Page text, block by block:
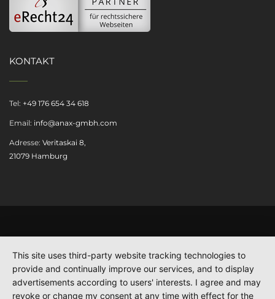
KONTAKT
Tel: +49 176 654 34 618
Email: info@anax-gmbh.com
Adresse: Veritaskai 8,
21079 Hamburg
This site uses third-party website tracking technologies to
provide and continually improve our services, and to display
advertisements according to users' interests. I agree and may
revoke or change my consent at any time with effect for the